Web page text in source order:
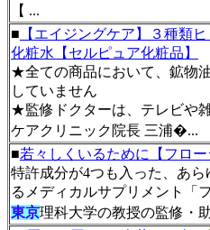
【 ...
■ 【エイジングケア】３種類
化粧水【セルピュア化粧品】
★全ての商品において、鉱物
していません
★監修ドクターは、テレビや
ケアクリニック院長 三浦�...
■若々しくいるために【フロー
特許成分が4つも入った、あ
るメディカルサプリメント「
東京理科大学の教授の監修・